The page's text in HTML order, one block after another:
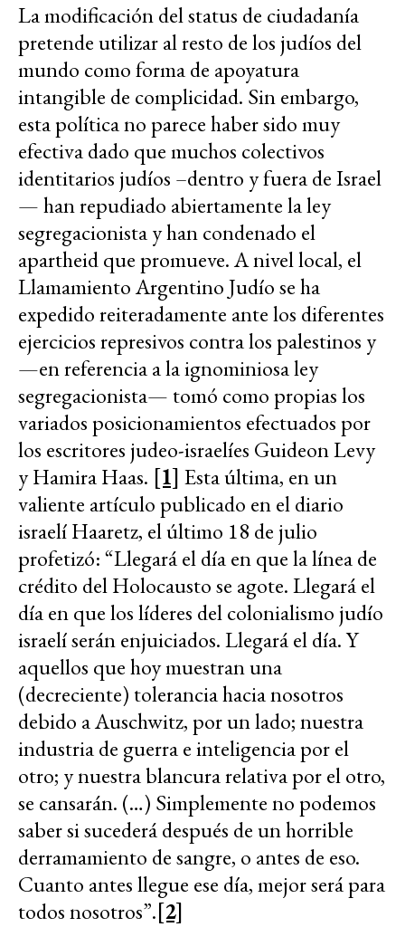
La modificación del status de ciudadanía
pretende utilizar al resto de los judíos del
mundo como forma de apoyatura
intangible de complicidad. Sin embargo,
esta política no parece haber sido muy
efectiva dado que muchos colectivos
identitarios judíos –dentro y fuera de Israel
— han repudiado abiertamente la ley
segregacionista y han condenado el
apartheid que promueve. A nivel local, el
Llamamiento Argentino Judío se ha
expedido reiteradamente ante los diferentes
ejercicios represivos contra los palestinos y
—en referencia a la ignominiosa ley
segregacionista— tomó como propias los
variados posicionamientos efectuados por
los escritores judeo-israelíes Guideon Levy
y Hamira Haas. [1] Esta última, en un
valiente artículo publicado en el diario
israelí Haaretz, el último 18 de julio
profetizó: “Llegará el día en que la línea de
crédito del Holocausto se agote. Llegará el
día en que los líderes del colonialismo judío
israelí serán enjuiciados. Llegará el día. Y
aquellos que hoy muestran una
(decreciente) tolerancia hacia nosotros
debido a Auschwitz, por un lado; nuestra
industria de guerra e inteligencia por el
otro; y nuestra blancura relativa por el otro,
se cansarán. (…) Simplemente no podemos
saber si sucederá después de un horrible
derramamiento de sangre, o antes de eso.
Cuanto antes llegue ese día, mejor será para
todos nosotros”.[2]